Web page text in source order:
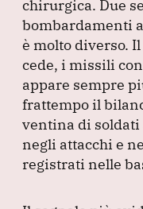
b
o
o
k
dI
n
chirurgica. Due
bombardamenti
è molto diverso.
cede, i missili
appare sempre
frattempo il
ventina di
negli attacchi e
registrati nelle